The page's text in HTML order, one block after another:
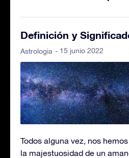
Definición y
Astrologia - 15 junio 2022
Todos alguna vez, nos
la majestuosidad de un